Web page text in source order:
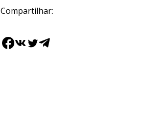
Compartilhar:
Facebook
VKTwitter
Telegram